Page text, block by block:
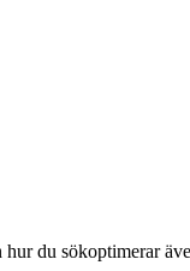
du sökoptimerar